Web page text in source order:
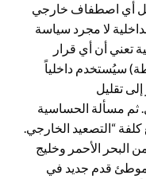
أي اصطفاف خارجي
لا مجرد سياسة
تعني أن أي قرار
سيُستخدم داخلياً
تقليل
مسألة الحساسية
كلفة “التصعيد الخارجي.
البحر الأحمر وخليج
موطئ قدم جديد في